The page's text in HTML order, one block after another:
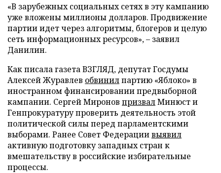
«В зарубежных социальных сетях в эту кампанию
уже вложены миллионы долларов. Продвижение
партии идет через алгоритмы, блогеров и целую
сеть информационных ресурсов», – заявил
Данилин.
Как писала газета ВЗГЛЯД, депутат Госдумы
Алексей Журавлев обвинилпартию «Яблоко» в
иностранном финансировании предвыборной
кампании. Сергей Миронов призвалМинюст и
Генпрокуратуру проверить деятельность этой
политической силы перед парламентскими
выборами. Ранее Совет Федерациивыявил
активную подготовку западных стран к
вмешательству в российские избирательные
процессы.